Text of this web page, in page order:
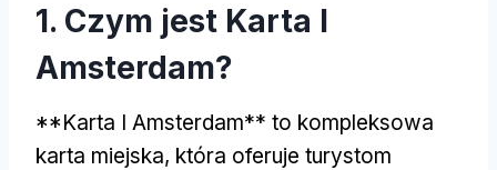
1. Czym jest Karta I
Amsterdam?
**Karta I Amsterdam** to kompleksowa
karta miejska, która oferuje turystom